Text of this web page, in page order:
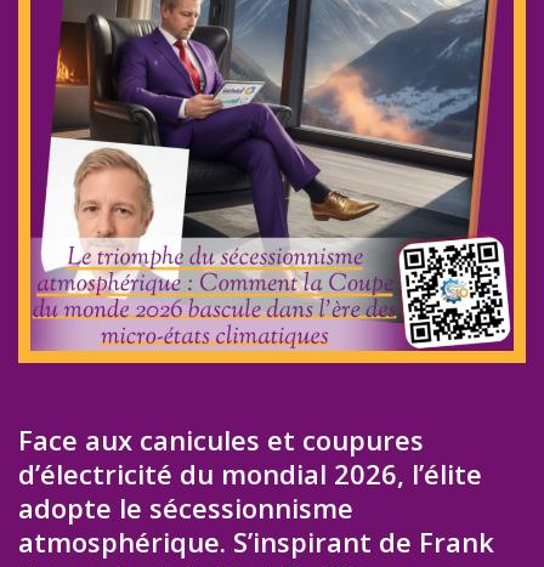
Face aux canicules et coupures
d’électricité du mondial 2026, l’élite
adopte le sécessionnisme
atmosphérique. S’inspirant de Frank